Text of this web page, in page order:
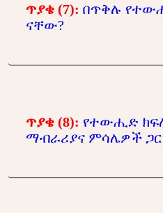
ጥያቄ (7): በጥቅሉ
ናቸው?
ጥያቄ (8): የተውሒድ
ማብራሪያና ምሳሌዎች ጋር